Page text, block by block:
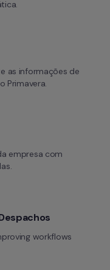
as informações de
Primavera.
empresa com
workflows